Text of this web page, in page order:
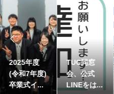

2025年度
(令和7年度)
卒業式イ...
TUC同窓
会、公式
LINEをは...